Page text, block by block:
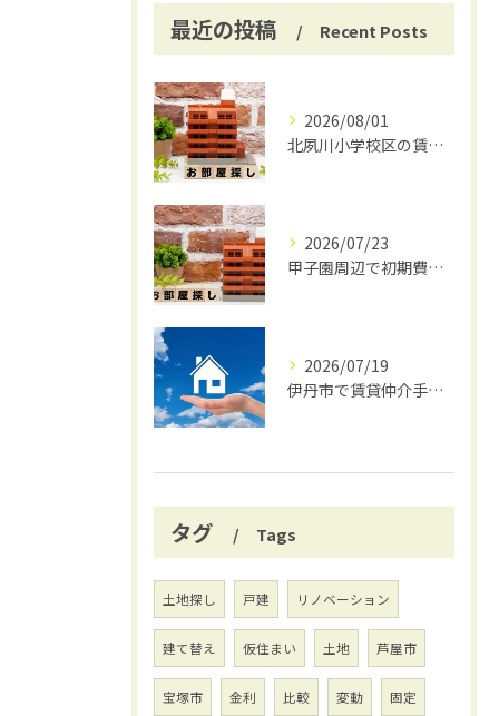
最近の投稿 Recent Posts
2026/08/01
北夙川小学校区の賃貸と仲介手数料無料の魅力
2026/07/23
甲子園周辺で初期費用安く賃貸探し
2026/07/19
伊丹市で賃貸仲介手数料無料の賢い借り方
タグ Tags
土地探し 戸建 リノベーション
建て替え 仮住まい 土地 芦屋市
宝塚市 金利 比較 変動 固定